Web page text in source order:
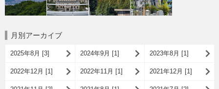
月別アーカイブ
2025年8月 [3] 2024年9月 [1] 2023年8月 [1]
2022年12月 [1] 2022年11月 [1] 2021年12月 [1]